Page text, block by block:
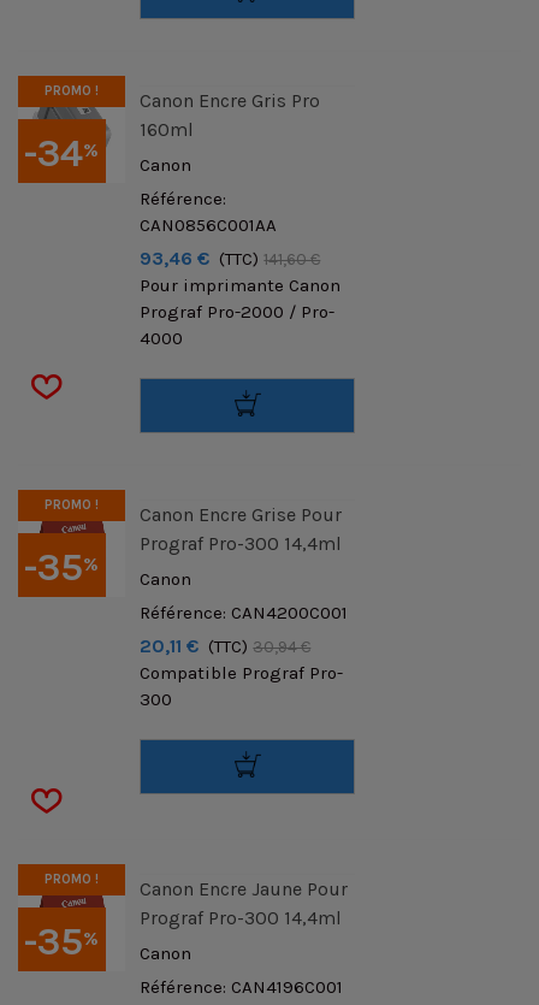
-34%
PROMO !
Canon Encre Gris Pro
160ml
Canon
Référence:
CAN0856C001AA
93,46 € (TTC) 141,60 €
Pour imprimante Canon
Prograf Pro-2000 / Pro-
4000
-35%
PROMO !
Canon Encre Grise Pour
Prograf Pro-300 14,4ml
Canon
Référence: CAN4200C001
20,11 € (TTC) 30,94 €
Compatible Prograf Pro-
300
-35%
PROMO !
Canon Encre Jaune Pour
Prograf Pro-300 14,4ml
Canon
Référence: CAN4196C001